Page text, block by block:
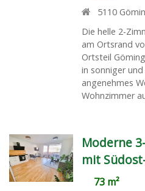
5110
Die helle 2-
am Ortsrand
Ortsteil
in sonniger
angenehmes
Wohnzimmer
Moderne
mit
73 m²